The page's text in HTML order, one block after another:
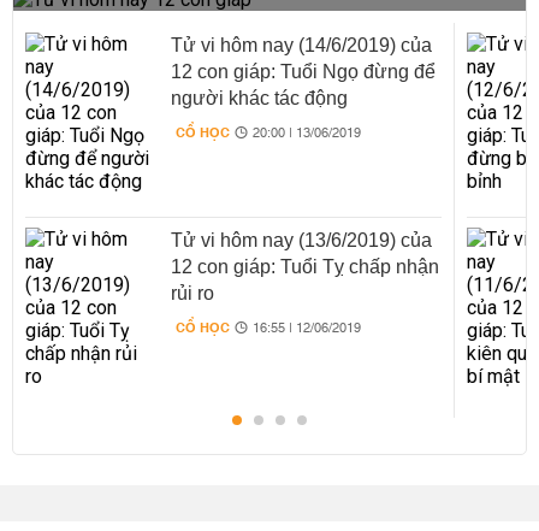
Tử vi hôm nay (14/6/2019) của
12 con giáp: Tuổi Ngọ đừng để
người khác tác động
CỔ HỌC 20:00 | 13/06/2019
Tử vi hôm nay (13/6/2019) của
12 con giáp: Tuổi Tỵ chấp nhận
rủi ro
CỔ HỌC 16:55 | 12/06/2019